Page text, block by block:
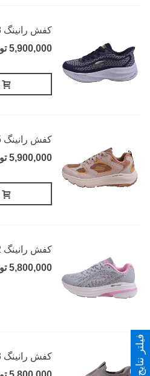
کفش رانینگ 25038طرح Skechers
5,900,000 تومان
کفش رانینگ A05طرح Skechers
5,900,000 تومان
کفش رانینگ 220582 طرح Skechers
5,800,000 تومان
کفش رانینگ 237713 طرح Skechers
فیلتر نتایج